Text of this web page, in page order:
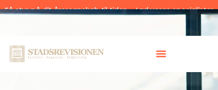
Få styr på dit årsregnskab til tiden – Lad vores specialister